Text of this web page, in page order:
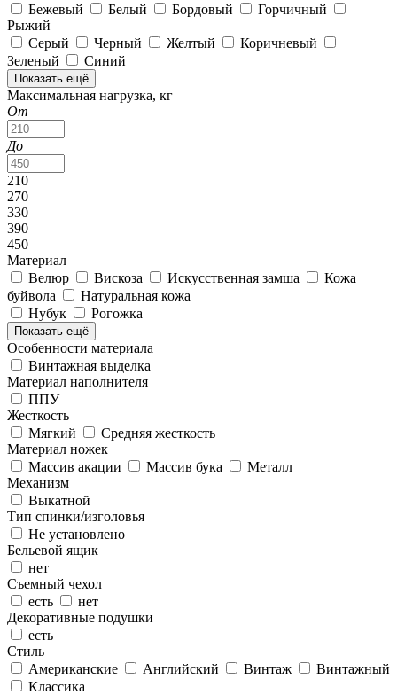
Бежевый
Белый Бордовый
Горчичный
Рыжий
Серый
Черный Желтый
Коричневый
Зеленый
Синий
Показать ещё
Максимальная нагрузка, кг
От
До
210
270
330
390
450
Материал
Велюр
Вискоза Искусственная замша
Кожа
буйвола
Натуральная кожа
Нубук
Рогожка
Показать ещё
Особенности материала
Винтажная выделка
Материал наполнителя
ППУ
Жесткость
Мягкий
Средняя жесткость
Материал ножек
Массив акации
Массив бука
Металл
Механизм
Выкатной
Тип спинки/изголовья
Не установлено
Бельевой ящик
нет
Съемный чехол
есть
нет
Декоративные подушки
есть
Стиль
Американские
Английский Винтаж
Винтажный
Классика